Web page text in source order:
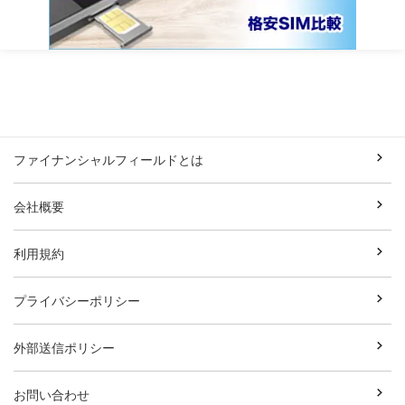
ファイナンシャルフィールドとは
会社概要
利用規約
プライバシーポリシー
外部送信ポリシー
お問い合わせ